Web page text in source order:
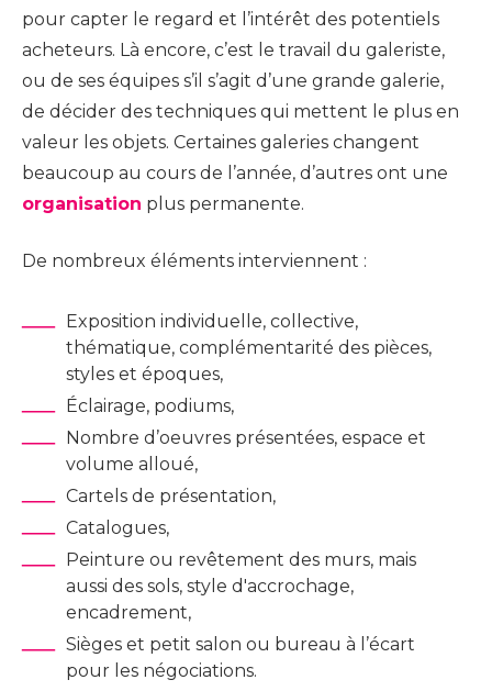
pour capter le regard et l’intérêt des potentiels
acheteurs. Là encore, c’est le travail du galeriste,
ou de ses équipes s’il s’agit d’une grande galerie,
de décider des techniques qui mettent le plus en
valeur les objets. Certaines galeries changent
beaucoup au cours de l’année, d’autres ont une
organisation plus permanente.
De nombreux éléments interviennent :
Exposition individuelle, collective,
thématique, complémentarité des pièces,
styles et époques,
Éclairage, podiums,
Nombre d’oeuvres présentées, espace et
volume alloué,
Cartels de présentation,
Catalogues,
Peinture ou revêtement des murs, mais
aussi des sols, style d'accrochage,
encadrement,
Sièges et petit salon ou bureau à l’écart
pour les négociations.